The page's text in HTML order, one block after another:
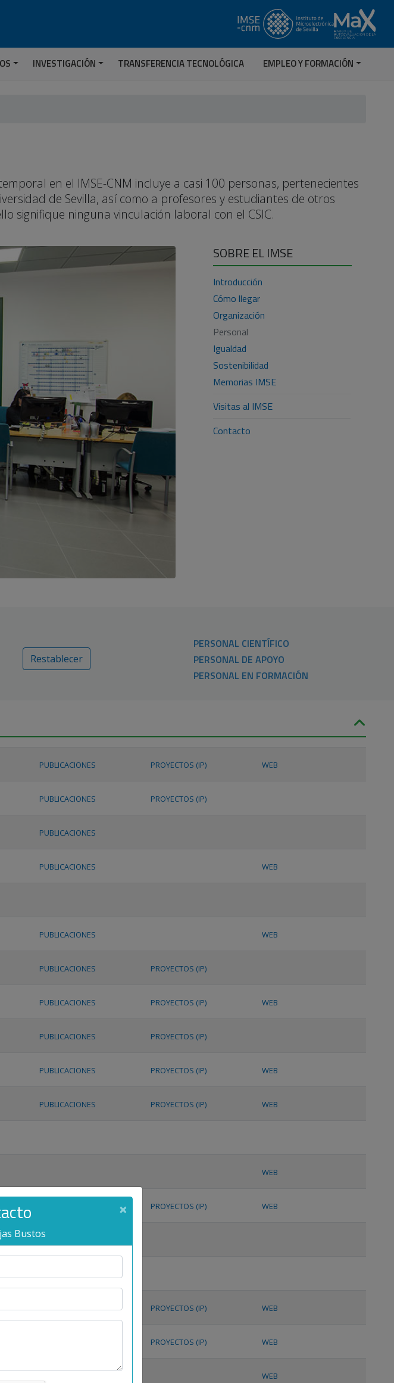
INVESTIGACIÓN TRANSFERENCIA TECNOLÓGICA EMPLEO Y FORMACIÓN
en el IMSE-CNM incluye a casi 100 personas, pertenecientes
de Sevilla, así como a profesores y estudiantes de otros
signifique ninguna vinculación laboral con el CSIC.
SOBRE EL IMSE
Introducción
Cómo llegar
Organización
Personal
Igualdad
Sostenibilidad
Memorias IMSE
Visitas al IMSE
Contacto
×
Bustos
Restablecer
PERSONAL CIENTÍFICO
PERSONAL DE APOYO
PERSONAL EN FORMACIÓN
PUBLICACIONES PROYECTOS (IP) WEB
PUBLICACIONES PROYECTOS (IP)
PUBLICACIONES
PUBLICACIONES WEB
PUBLICACIONES WEB
PUBLICACIONES PROYECTOS (IP)
PUBLICACIONES PROYECTOS (IP) WEB
PUBLICACIONES PROYECTOS (IP)
PUBLICACIONES PROYECTOS (IP) WEB
PUBLICACIONES PROYECTOS (IP) WEB
WEB
PROYECTOS (IP) WEB
PUBLICACIONES
PUBLICACIONES PROYECTOS (IP) WEB
PROYECTOS (IP) WEB
WEB